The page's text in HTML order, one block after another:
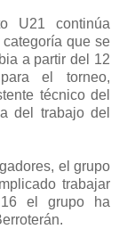
U21 continúa
que se
a partir del 12
el torneo,
técnico del
del trabajo del
el grupo
trabajar
el grupo ha